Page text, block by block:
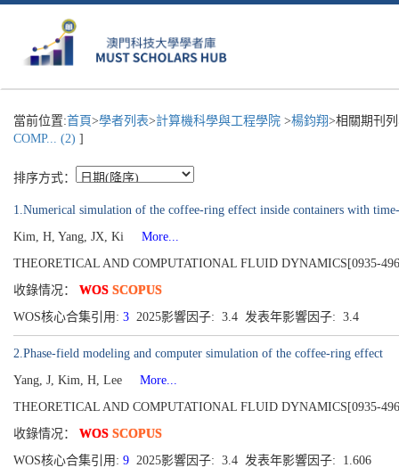
當前位置:首頁>學者列表>計算機科學與工程學院 >楊鈞翔>相關期刊
COMP... (2) ]
排序方式：
1.Numerical simulation of the coffee-ring effect inside containers with
Kim, H, Yang, JX, Ki
More...
THEORETICAL AND COMPUTATIONAL FLUID DYNAMICS[0935-
收錄情况： WOS SCOPUS
WOS核心合集引用: 3 2025影響因子: 3.4 发表年影響因子: 3.4
2.Phase-field modeling and computer simulation of the coffee-ring effect
Yang, J, Kim, H, Lee
More...
THEORETICAL AND COMPUTATIONAL FLUID DYNAMICS[0935-
收錄情况： WOS SCOPUS
WOS核心合集引用: 9 2025影響因子: 3.4 发表年影響因子: 1.606